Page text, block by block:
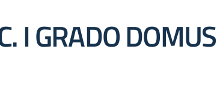
I GRADO